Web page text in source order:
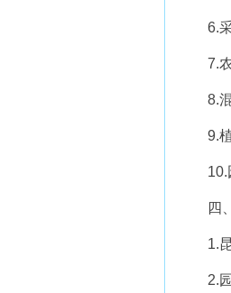
6.采
7.农
8.混
9.植
10.园
四、
1.昆
2.园